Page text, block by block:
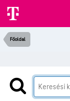
Főoldal